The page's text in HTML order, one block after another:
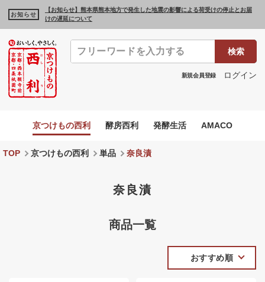
お知らせ
【お知らせ】熊本県熊本地方で発生した地震の影響による荷受けの停止とお届
けの遅延について
検索
新規会員登録 ログイン
京つけもの西利 酵房西利 発酵生活 AMACO
TOP 京つけもの西利 単品 奈良漬
奈良漬
商品一覧
おすすめ順